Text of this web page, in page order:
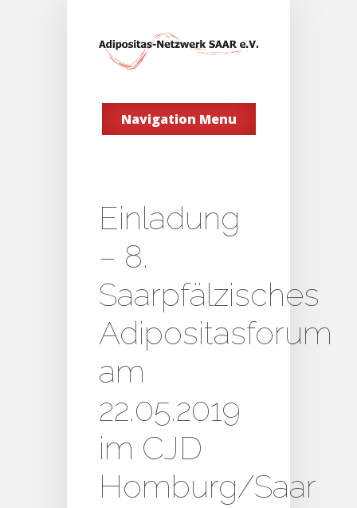
Navigation Menu
Einladung
– 8.
Saarpfälzisches
Adipositasforum
am
22.05.2019
im CJD
Homburg/Saar